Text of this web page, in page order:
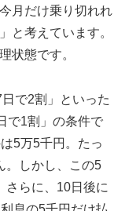
月だけ乗り切れれ
と考えています。
状態です。
で2割」といった
で1割」の条件で
5万5千円。たっ
。しかし、この5
さらに、10日後に